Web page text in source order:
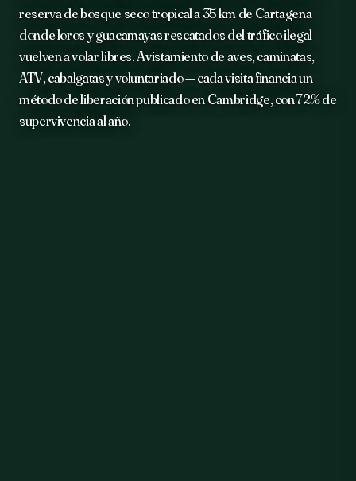
reserva de bosque seco tropical a 35 km de Cartagena
donde loros y guacamayas rescatados del tráfico ilegal
vuelven a volar libres. Avistamiento de aves, caminatas,
ATV, cabalgatas y voluntariado — cada visita financia un
método de liberación publicado en Cambridge, con 72% de
supervivencia al año.